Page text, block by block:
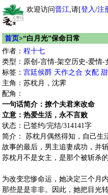
欢迎访问晋江,请[登入/注
首页>“白月光”保命日常
作者： 程十七
类型：原创-言情-架空历史-爱情-
标签： 宫廷侯爵 天作之合 女配
主角：苏枕月，沈霁
配角：
一句话简介：撩个夫君来改命
立意：热爱生活，永不言败
状态：已签约/完结/314141字
简介： 苏枕月偶然得知，自己生
故事的最后，男主追妻成功，并
苏枕月不是女主，是那个被斩杀的
为改变悲惨命运，她决定三个月
那些是是非非。因此，她把目光